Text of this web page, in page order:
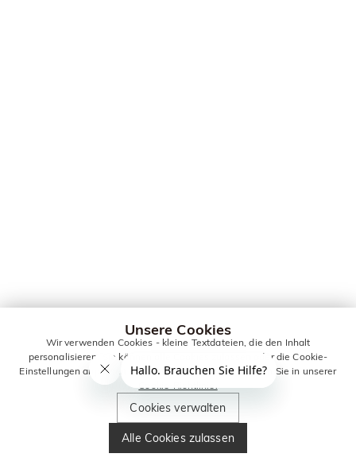
Unsere Cookies
Wir verwenden Cookies - kleine Textdateien, die den Inhalt
personalisieren. Sie können alle Cookies zulassen oder die Cookie-
Einstellungen anpassen. Weitere Informationen erhalten Sie in unserer
Cookie-Richtlinie.
Cookies verwalten
Alle Cookies zulassen